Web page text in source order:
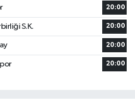
20:00
S.K. 20:00
20:00
20:00